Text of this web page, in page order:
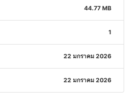
44.77 MB
1
22 มกราคม 2026
22 มกราคม 2026